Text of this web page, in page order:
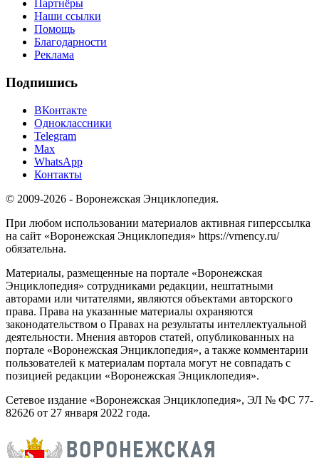
Партнёры
Наши ссылки
Помощь
Благодарности
Реклама
Подпишись
ВКонтакте
Одноклассники
Telegram
Max
WhatsApp
Контакты
© 2009-2026 - Воронежская Энциклопедия.
При любом использовании материалов активная гиперссылка
на сайт «Воронежская Энциклопедия» https://vrnency.ru/
обязательна.
Материалы, размещенные на портале «Воронежская
Энциклопедия» сотрудниками редакции, нештатными
авторами или читателями, являются объектами авторского
права. Права на указанные материалы охраняются
законодательством о Правах на результаты интеллектуальной
деятельности. Мнения авторов статей, опубликованных на
портале «Воронежская Энциклопедия», а также комментарии
пользователей к материалам портала могут не совпадать с
позицией редакции «Воронежская Энциклопедия».
Сетевое издание «Воронежская Энциклопедия», ЭЛ № ФС 77-
82626 от 27 января 2022 года.